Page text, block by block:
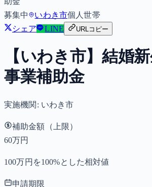
募集中
いわき市個人世帯
シェア
LINE URLコピー
【いわき市】結婚
事業補助金
実施機関: いわき市
補助金額（上限）
60万円
100万円を100%とした相対値
申請期限